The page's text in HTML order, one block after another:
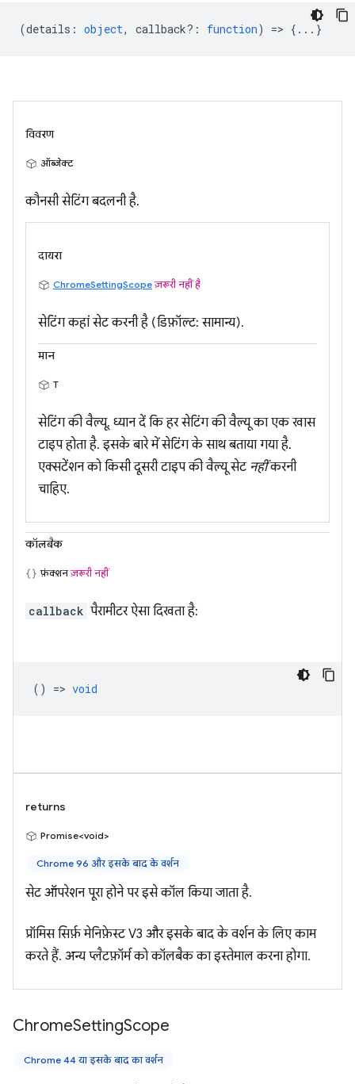
(details : object, callback? : function) => {...}
विवरण
ऑब्जेक्ट
कौनसी सेटिंग बदलनी है.
दायरा
ChromeSettingScope ज़रूरी नहीं है
सेटिंग कहां सेट करनी है (डिफ़ॉल्ट: सामान्य).
मान
T
सेटिंग की वैल्यू. ध्यान दें कि हर सेटिंग की वैल्यू का एक खास
टाइप होता है. इसके बारे में सेटिंग के साथ बताया गया है.
एक्सटेंशन को किसी दूसरी टाइप की वैल्यू सेट नहींकरनी
चाहिए.
कॉलबैक
फ़ंक्शनज़रूरी नहीं
callback पैरामीटर ऐसा दिखता है:
() => void
returns
Promise<void>
Chrome 96 और इसके बाद के वर्शन
सेट ऑपरेशन पूरा होने पर इसे कॉल किया जाता है.
प्रॉमिस सिर्फ़ मेनिफ़ेस्ट V3 और इसके बाद के वर्शन के लिए काम
करते हैं. अन्य प्लैटफ़ॉर्म को कॉलबैक का इस्तेमाल करना होगा.
ChromeSettingScope
Chrome 44 या इसके बाद का वर्शन